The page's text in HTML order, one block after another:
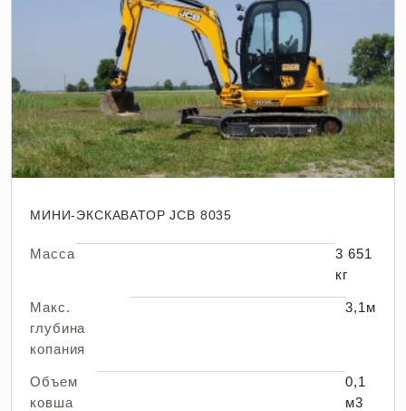
МИНИ-ЭКСКАВАТОР JCB 8035
Масса
3 651
кг
Макс.
глубина
копания
3,1м
Объем
ковша
0,1
м3